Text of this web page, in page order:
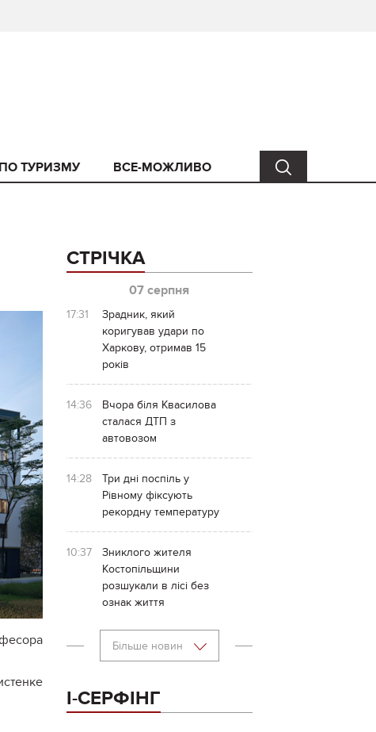
ПО ТУРИЗМУ ВСЕ-МОЖЛИВО
СТРІЧКА
07 серпня
17:31
Зрадник, який
коригував удари по
Харкову, отримав 15
років
14:36
Вчора біля Квасилова
сталася ДТП з
автовозом
14:28
Три дні поспіль у
Рівному фіксують
рекордну температуру
10:37
Зниклого жителя
Костопільщини
розшукали в лісі без
ознак життя
Більше новин
І-СЕРФІНГ